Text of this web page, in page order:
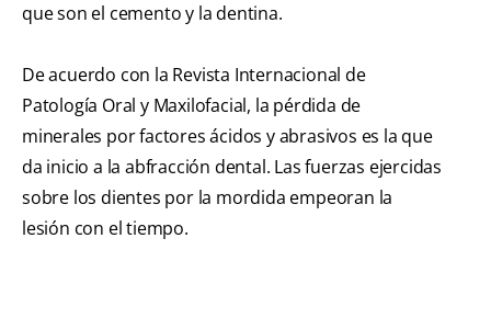
que son el cemento y la dentina.
De acuerdo con la Revista Internacional de
Patología Oral y Maxilofacial, la pérdida de
minerales por factores ácidos y abrasivos es la que
da inicio a la abfracción dental. Las fuerzas ejercidas
sobre los dientes por la mordida empeoran la
lesión con el tiempo.